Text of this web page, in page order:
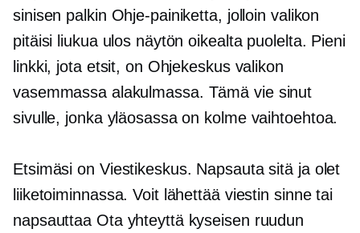
sinisen palkin Ohje-painiketta, jolloin valikon
pitäisi liukua ulos näytön oikealta puolelta. Pieni
linkki, jota etsit, on Ohjekeskus valikon
vasemmassa alakulmassa. Tämä vie sinut
sivulle, jonka yläosassa on kolme vaihtoehtoa.
Etsimäsi on Viestikeskus. Napsauta sitä ja olet
liiketoiminnassa. Voit lähettää viestin sinne tai
napsauttaa Ota yhteyttä kyseisen ruudun